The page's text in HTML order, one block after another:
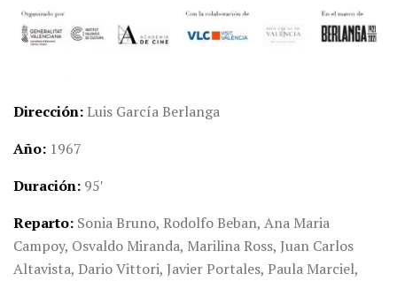
Dirección Luis García Berlanga
Año 1967
Duración 95′
Reparto Sonia Bruno, Rodolfo Beban, Ana Maria
Campoy, Osvaldo Miranda, Marilina Ross, Juan Carlos
Altavista, Dario Vittori, Javier Portales, Paula Marciel,